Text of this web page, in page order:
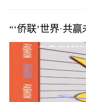
“‘侨联’世界·共